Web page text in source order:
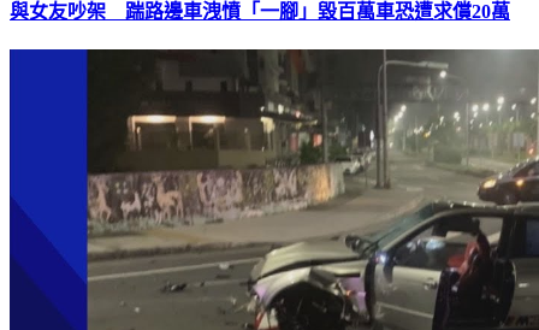
與女友吵架 踹路邊車洩憤「一腳」毀百萬車恐遭求償20萬